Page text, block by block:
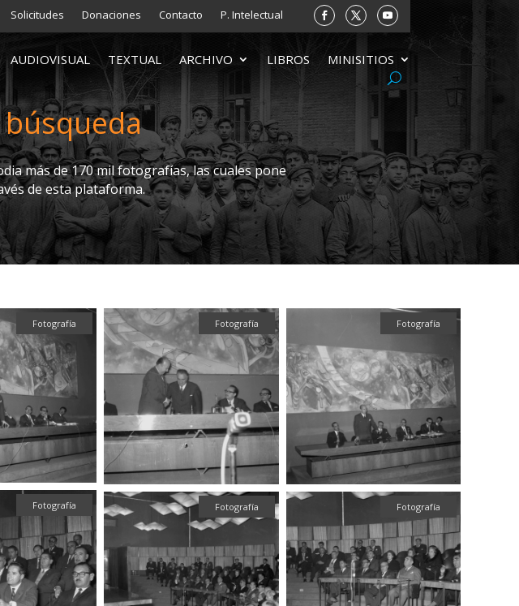
Solicitudes Donaciones Contacto P. Intelectual
AUDIOVISUAL TEXTUAL ARCHIVO LIBROS MINISITIOS
más de 170 mil fotografías, las cuales pone
de esta plataforma.
Fotografía Fotografía Fotografía
Fotografía Fotografía Fotografía